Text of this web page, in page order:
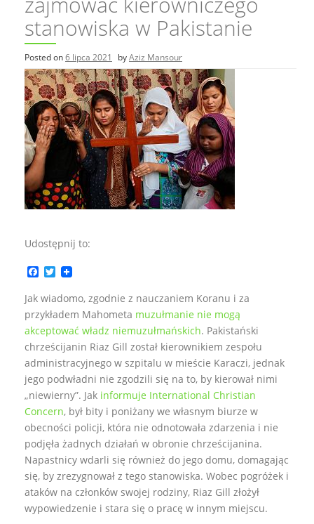
stanowiska w Pakistanie
Posted on6 lipca 2021 byAziz Mansour
Udostępnij to:
c
e
b
o
o
k
T
i
t
t
e
r
Jak wiadomo, zgodnie z nauczaniem Koranu i za
przykładem Mahometa muzułmanie nie mogą
akceptować władz niemuzułmańskich. Pakistański
chrześcijanin Riaz Gill został kierownikiem zespołu
administracyjnego w szpitalu w mieście Karaczi, jednak
jego podwładni nie zgodzili się na to, by kierował nimi
„niewierny”. Jak informuje International Christian
Concern, był bity i poniżany we własnym biurze w
obecności policji, która nie odnotowała zdarzenia i nie
podjęła żadnych działań w obronie chrześcijanina.
Napastnicy wdarli się również do jego domu, domagając
się, by zrezygnował z tego stanowiska. Wobec pogróżek i
ataków na członków swojej rodziny, Riaz Gill złożył
wypowiedzenie i stara się o pracę w innym miejscu.